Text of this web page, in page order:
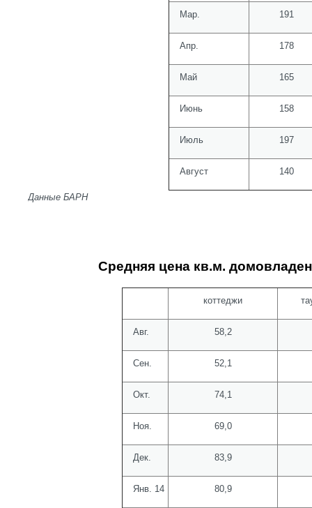
Мар. 191
Апр. 178
Май 165
Июнь 158
Июль 197
Август 140
Данные БАРН
Средняя цена кв.м.
коттеджи
Авг. 58,2
Сен. 52,1
Окт. 74,1
Ноя. 69,0
Дек. 83,9
Янв. 14 80,9